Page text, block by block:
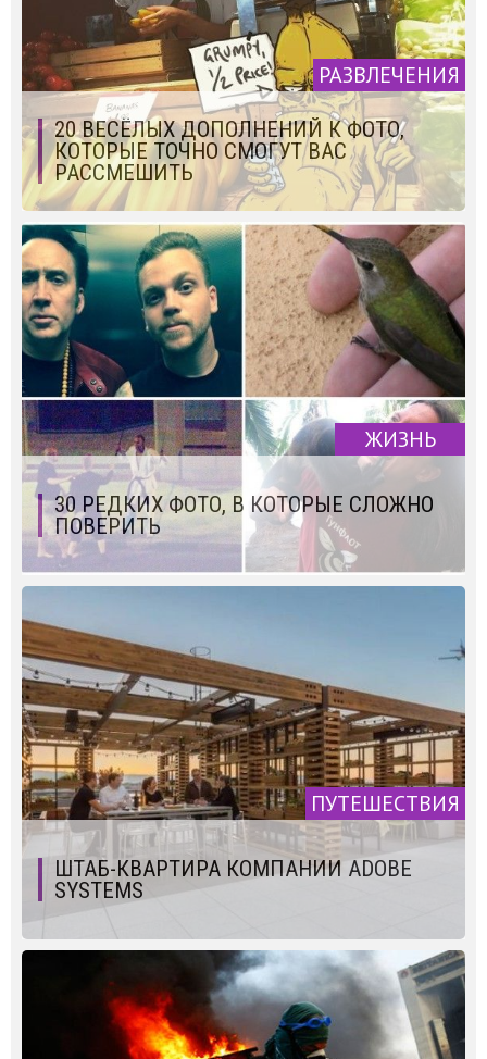
РАЗВЛЕЧЕНИЯ
20 ВЕСЁЛЫХ ДОПОЛНЕНИЙ К ФОТО,
КОТОРЫЕ ТОЧНО СМОГУТ ВАС
РАССМЕШИТЬ
ЖИЗНЬ
30 РЕДКИХ ФОТО, В КОТОРЫЕ СЛОЖНО
ПОВЕРИТЬ
ПУТЕШЕСТВИЯ
ШТАБ-КВАРТИРА КОМПАНИИ ADOBE
SYSTEMS